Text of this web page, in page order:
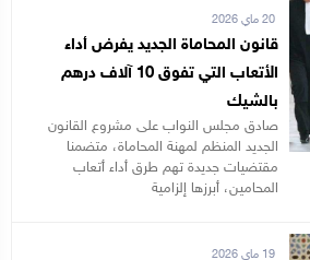
20 ماي 2026
قانون المحاماة الجديد يفرض أداء
الأتعاب التي تفوق 10 آلاف درهم
بالشيك
صادق مجلس النواب على مشروع القانون
الجديد المنظم لمهنة المحاماة، متضمنا
مقتضيات جديدة تهم طرق أداء أتعاب
المحامين، أبرزها إلزامية
19 ماي 2026